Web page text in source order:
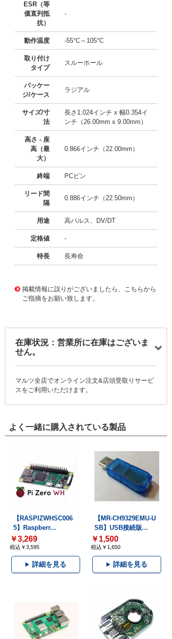
ESR（等
価直列抵
抗）
-
動作温度 -55°C～105°C
取り付け
タイプ
スルーホール
パッケー
ジ/ケース
ラジアル
サイズ/寸
法
長さ1.024インチ x 幅0.354イ
ンチ（26.00mm x 9.00mm）
高さ - 座
高（最
大）
0.866インチ（22.00mm）
終端 PCピン
リード間
隔
0.886インチ（22.50mm）
用途 高パルス、DV/DT
定格値 -
特長 長寿命
掲載情報に誤りがございましたら、こちらから
ご指摘をお願い致します。
在庫状況：営業所に在庫はございま
せん。
マルツ全店でオンライン注文&店頭受取りサービ
スをご利用いただけます。
よく一緒に購入されている製品
【RASPIZWHSC006
5】Raspberr...
￥3,269
税込￥3,595
詳細を見る
【MR-CH9329EMU-U
SB】USB接続版...
￥1,500
税込￥1,650
詳細を見る